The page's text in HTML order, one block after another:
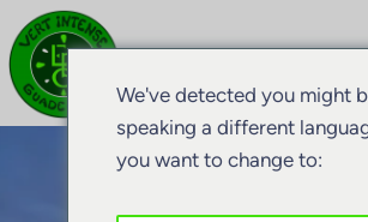
Ga
naar
de
inhoud
We've detected you might
speaking a different
you want to change to: